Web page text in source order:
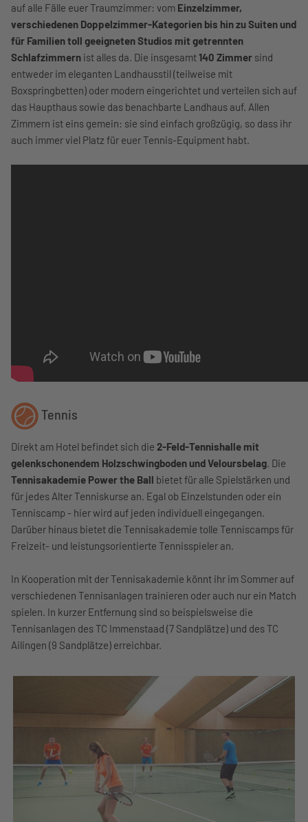
auf alle Fälle euer Traumzimmer: vom Einzelzimmer,
verschiedenen Doppelzimmer-Kategorien bis hin zu Suiten und
für Familien toll geeigneten Studios mit getrennten
Schlafzimmern ist alles da. Die insgesamt140 Zimmer sind
entweder im eleganten Landhausstil (teilweise mit
Boxspringbetten) oder modern eingerichtet und verteilen sich auf
das Haupthaus sowie das benachbarte Landhaus auf. Allen
Zimmern ist eins gemein: sie sind einfach großzügig, so dass ihr
auch immer viel Platz für euer Tennis-Equipment habt.
Tennis
Direkt am Hotel befindet sich die 2-Feld-Tennishalle mit
gelenkschonendem Holzschwingboden und Veloursbelag. Die
Tennisakademie Power the Ball bietet für alle Spielstärken und
für jedes Alter Tenniskurse an. Egal ob Einzelstunden oder ein
Tenniscamp - hier wird auf jeden individuell eingegangen.
Darüber hinaus bietet die Tennisakademie tolle Tenniscamps für
Freizeit- und leistungsorientierte Tennisspieler an.
In Kooperation mit der Tennisakademie könnt ihr im Sommer auf
verschiedenen Tennisanlagen trainieren oder auch nur ein Match
spielen. In kurzer Entfernung sind so beispielsweise die
Tennisanlagen des TC Immenstaad (7 Sandplätze) und des TC
Ailingen (9 Sandplätze) erreichbar.